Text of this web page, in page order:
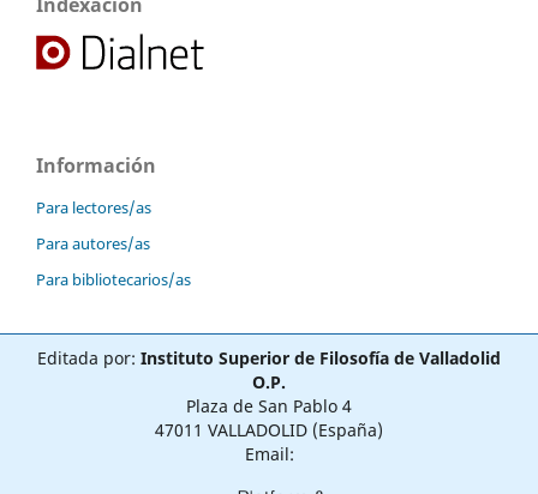
Indexación
Información
Para lectores/as
Para autores/as
Para bibliotecarios/as
Editada por: Instituto Superior de Filosofía de Valladolid
O.P.
Plaza de San Pablo 4
47011 VALLADOLID (España)
Email: